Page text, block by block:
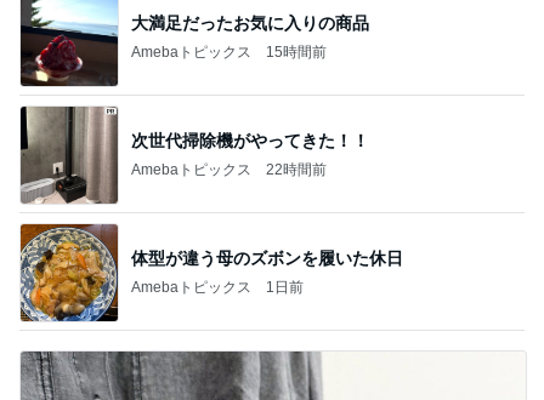
大満足だったお気に入りの商品
Amebaトピックス 15時間前
次世代掃除機がやってきた！！
Amebaトピックス 22時間前
体型が違う母のズボンを履いた休日
Amebaトピックス 1日前